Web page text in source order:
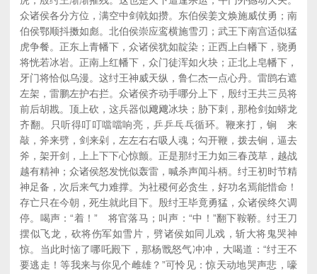
众诸侯各分方位，满空中剑戟如攒。东伯侯姜文焕施威仗勇；南
伯侯鄂顺抖擞如彪。北伯侯崇应鸾横施雪刃；武王下南宫适似猛
虎争餐。正东上青幡下，众诸侯犹如靛染；正西上白幡下，骁勇
将恍若冰岩。正南上红幡下，众门徒浑如火块；正北上皂幡下，
牙门将恰似乌漫。这纣王神威天纵，鲁仁杰一点心丹。雷鹍右遮
左架，雷鹏左护右拦。众诸侯齐动手哪分上下，殷纣王共三员将
前后胡戡。顶上砍，这兵器似飕飕冰块；胁下刺，那枪剑如蟒龙
齐翻。只听得叮叮噹噹响亮，乒乒乓乓循环。鞭来打，锏 来
敲，斧来劈，剑来剁，左左右右吸人魂；勾开鞭，拨去锏，逼去
斧，架开剑，上上下下心惊颤。正是那纣王力如三春茂草，越战
越有精神；众诸侯怒发恍似轰雷，喊杀声闻斗柄。纣王初时节精
神足备，次后来气力难撑。为社稷何必贪生，好功名焉能惜命！
存亡只在今朝，死生就此目下。殷纣王毕竟勇猛，众诸侯终欠调
停。喝声：“着！” 将官落马；叫声：“中！”翻下鞍鞒。纣王刀
摆似飞龙，砍将伤军如雪片，劈诸侯如同儿戏，斩大将鬼哭神
惊。当此时恼了哪吒殿下，那杨戬怒气冲冲，大喝道：“纣王不
要逃走！等我来与你见个雌雄？”可怜见：惊天动地哭声悲，嚎